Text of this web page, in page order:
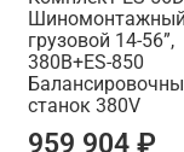
грузовой 14-56”,
380В+ES-850
станок 380V
959 904 ₽